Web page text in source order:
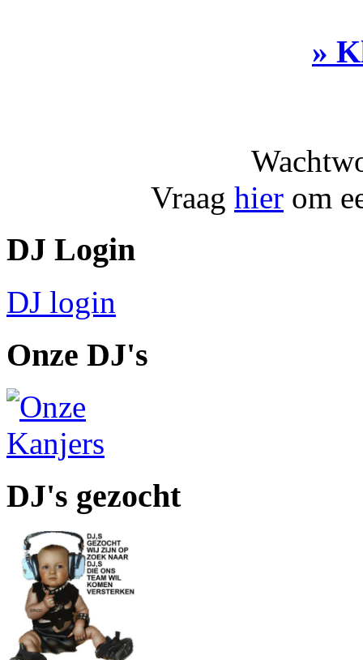
»
Vraag hier om
DJ Login
DJ login
Onze DJ's
DJ's gezocht